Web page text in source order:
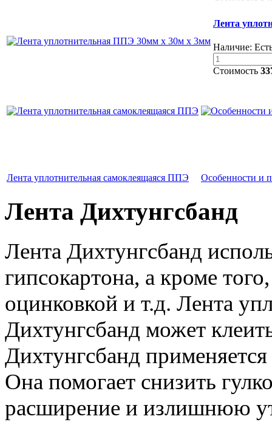
Лента
Наличие:
Стоимость
Лента уплотнительная самоклеящаяся ППЭ Особенности и
Лента Дихтунгсбанд
Лента Дихтунгсбанд
гипсокартона, а кроме
оцинковкой и т.д. Лента
Дихтунгсбанд может
Дихтунгсбанд
Она помогает снизить
расширение и излишнюю